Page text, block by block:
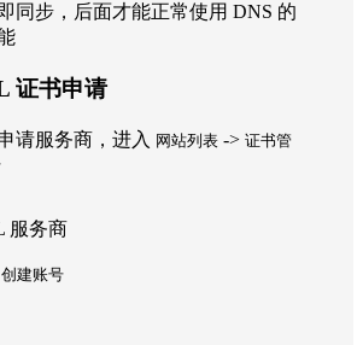
同步，后面才能正常使用 DNS 的
证书申请
请服务商，进入 网站列表 -> 证书管
服务商
创建账号